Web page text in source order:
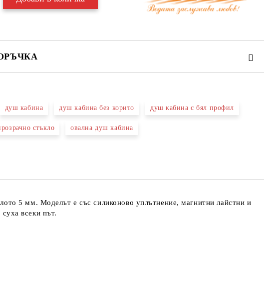
сПолитиката за лични данни
душ кабина душ кабина без корито душ кабина с бял профил
стъкло овална душ кабина
5 мм. Моделът е със силиконово уплътнение, магнитни лайстни и
всеки път.